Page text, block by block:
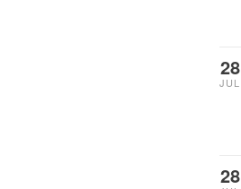
28
JUL
28